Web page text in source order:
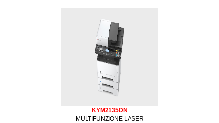
KYM2135DN
MULTIFUNZIONE LASER